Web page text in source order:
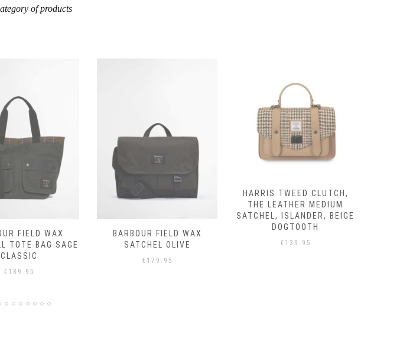
of products
FIELD WAX
TOTE BAG SAGE
CLASSIC
€ 189.95
BARBOUR FIELD WAX
SATCHEL OLIVE
€ 179.95
HARRIS TWEED CLUTCH,
THE LEATHER MEDIUM
SATCHEL, ISLANDER, BEIGE
DOGTOOTH
€ 139.95